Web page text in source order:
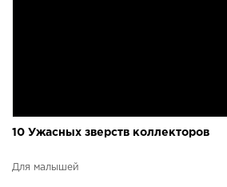
10 Ужасных зверств коллекторов
Для малышей